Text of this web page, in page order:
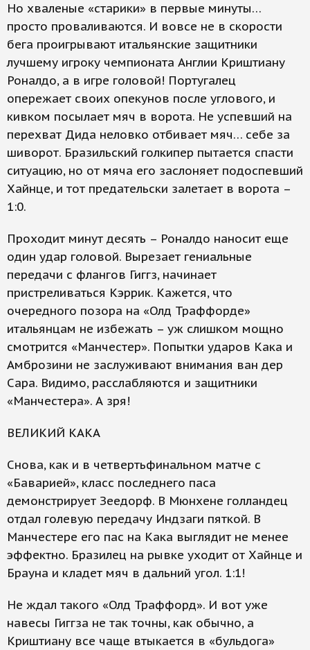
Но хваленые «старики» в первые минуты…
просто проваливаются. И вовсе не в скорости
бега проигрывают итальянские защитники
лучшему игроку чемпионата Англии Криштиану
Роналдо, а в игре головой! Португалец
опережает своих опекунов после углового, и
кивком посылает мяч в ворота. Не успевший на
перехват Дида неловко отбивает мяч… себе за
шиворот. Бразильский голкипер пытается спасти
ситуацию, но от мяча его заслоняет подоспевший
Хайнце, и тот предательски залетает в ворота –
1:0.
Проходит минут десять – Роналдо наносит еще
один удар головой. Вырезает гениальные
передачи с флангов Гиггз, начинает
пристреливаться Кэррик. Кажется, что
очередного позора на «Олд Траффорде»
итальянцам не избежать – уж слишком мощно
смотрится «Манчестер». Попытки ударов Кака и
Амброзини не заслуживают внимания ван дер
Сара. Видимо, расслабляются и защитники
«Манчестера». А зря!
ВЕЛИКИЙ КАКА
Снова, как и в четвертьфинальном матче с
«Баварией», класс последнего паса
демонстрирует Зеедорф. В Мюнхене голландец
отдал голевую передачу Индзаги пяткой. В
Манчестере его пас на Кака выглядит не менее
эффектно. Бразилец на рывке уходит от Хайнце и
Брауна и кладет мяч в дальний угол. 1:1!
Не ждал такого «Олд Траффорд». И вот уже
навесы Гиггза не так точны, как обычно, а
Криштиану все чаще втыкается в «бульдога»